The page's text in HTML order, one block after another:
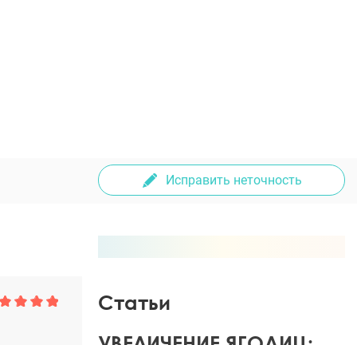
Исправить неточность
Статьи